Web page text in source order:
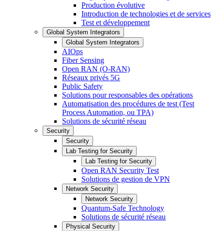
Production évolutive
Introduction de technologies et de services
Test et développement
Global System Integrators
Global System Integrators
AIOps
Fiber Sensing
Open RAN (O-RAN)
Réseaux privés 5G
Public Safety
Solutions pour responsables des opérations
Automatisation des procédures de test (Test
Process Automation, ou TPA)
Solutions de sécurité réseau
Security
Security
Lab Testing for Security
Lab Testing for Security
Open RAN Security Test
Solutions de gestion de VPN
Network Security
Network Security
Quantum-Safe Technology
Solutions de sécurité réseau
Physical Security